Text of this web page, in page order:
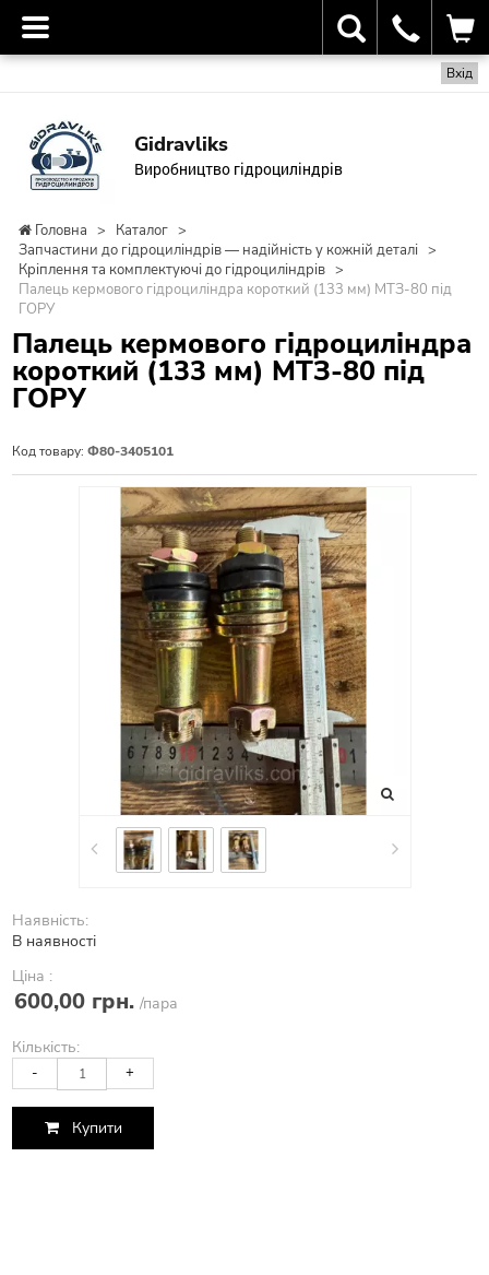
Вхід
Gidravliks
Виробництво гідроциліндрів
Головна > Каталог >
Запчастини до гідроциліндрів — надійність у кожній деталі >
Кріплення та комплектуючі до гідроциліндрів >
Палець кермового гідроциліндра короткий (133 мм) МТЗ-80 під
ГОРУ
Палець кермового гідроциліндра
короткий (133 мм) МТЗ-80 під
ГОРУ
Код товару: Ф80-3405101
Наявність:
В наявності
Ціна :
600,00 грн. /пара
Кількість:
- +
Купити